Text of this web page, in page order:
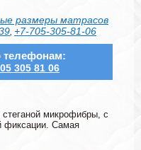
размеры матрасов
+7-705-305-81-06
305 81 06
стеганой микрофибры, с
фиксации. Самая